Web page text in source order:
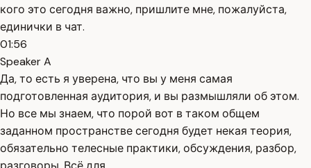
кого это сегодня важно, пришлите мне, пожалуйста,
единички в чат.
01:56
Speaker A
Да, то есть я уверена, что вы у меня самая
подготовленная аудитория, и вы размышляли об этом.
Но все мы знаем, что порой вот в таком общем
заданном пространстве сегодня будет некая теория,
обязательно телесные практики, обсуждения, разбор,